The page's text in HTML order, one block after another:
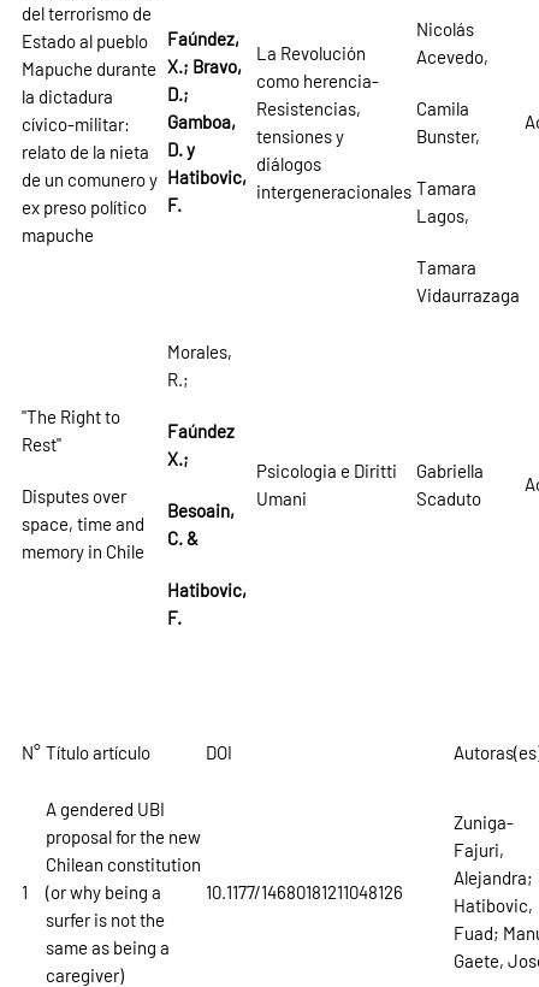
del terrorismo de
Estado al pueblo
Mapuche durante
la dictadura
cívico-militar:
relato de la nieta
de un comunero y
ex preso político
mapuche
Faúndez,
X.; Bravo,
D.;
Gamboa,
D. y
Hatibovic,
F.
La Revolución
como herencia-
Resistencias,
tensiones y
diálogos
intergeneracionales
Nicolás
Acevedo,
Camila
Bunster,
Tamara
Lagos,
Tamara
Vidaurrazaga
"The Right to
Rest"
Disputes over
space, time and
memory in Chile
Morales,
R.;
Faúndez
X.;
Besoain,
C. &
Hatibovic,
F.
Psicologia e Diritti
Umani
Gabriella
Scaduto
N° Título artículo DOI
1
A gendered UBI
proposal for the new
Chilean constitution
(or why being a
surfer is not the
same as being a
caregiver)
10.1177/14680181211048126
Zuniga-
Fajuri,
Alejandra;
Hatibovic,
Fuad;
Gaete,